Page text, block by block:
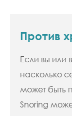
Против
Если вы или
насколько
может быть
Snoring